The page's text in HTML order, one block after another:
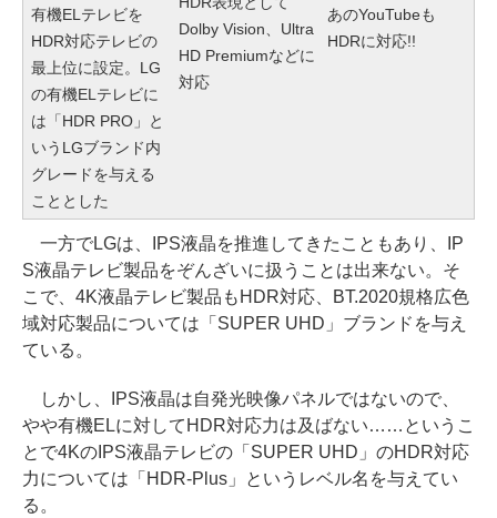
有機ELテレビを
HDR対応テレビの
最上位に設定。LG
の有機ELテレビに
は「HDR PRO」と
いうLGブランド内
グレードを与える
こととした
Dolby Vision、Ultra
HD Premiumなどに
対応
あのYouTubeも
HDRに対応!!
一方でLGは、IPS液晶を推進してきたこともあり、IP
S液晶テレビ製品をぞんざいに扱うことは出来ない。そ
こで、4K液晶テレビ製品もHDR対応、BT.2020規格広色
域対応製品については「SUPER UHD」ブランドを与え
ている。
しかし、IPS液晶は自発光映像パネルではないので、
やや有機ELに対してHDR対応力は及ばない……というこ
とで4KのIPS液晶テレビの「SUPER UHD」のHDR対応
力については「HDR-Plus」というレベル名を与えてい
る。